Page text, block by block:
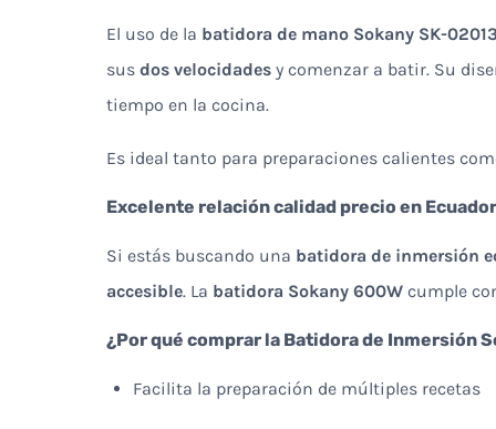
El uso de la batidora de mano Sokany SK-02013
sus dos velocidades y comenzar a batir. Su
tiempo en la cocina.
Es ideal tanto para preparaciones calientes
Excelente relación calidad precio en Ecuador
Si estás buscando una batidora de inmersión
accesible. La batidora Sokany 600W cumple
¿Por qué comprar la Batidora de Inmersión
Facilita la preparación de múltiples recetas